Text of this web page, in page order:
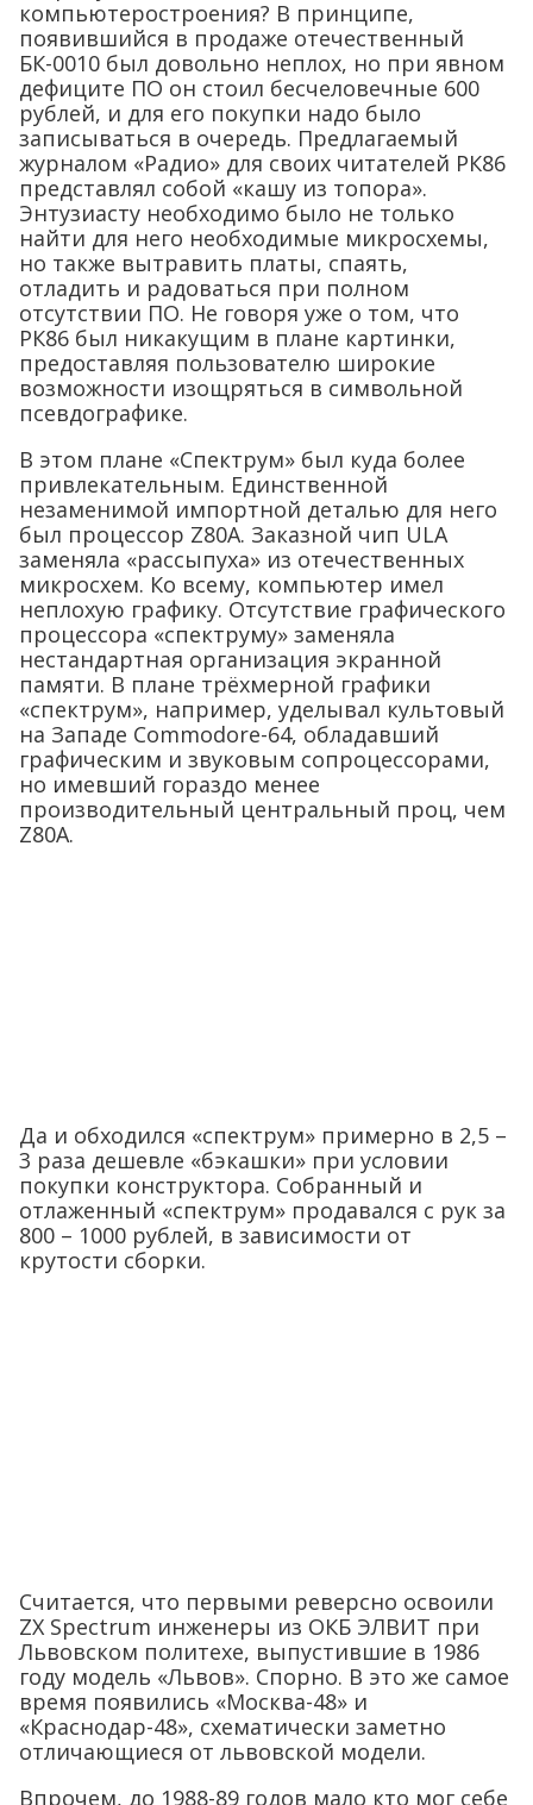
компьютеростроения? В принципе,
появившийся в продаже отечественный
БК-0010 был довольно неплох, но при явном
дефиците ПО он стоил бесчеловечные 600
рублей, и для его покупки надо было
записываться в очередь. Предлагаемый
журналом «Радио» для своих читателей РК86
представлял собой «кашу из топора».
Энтузиасту необходимо было не только
найти для него необходимые микросхемы,
но также вытравить платы, спаять,
отладить и радоваться при полном
отсутствии ПО. Не говоря уже о том, что
РК86 был никакущим в плане картинки,
предоставляя пользователю широкие
возможности изощряться в символьной
псевдографике.
В этом плане «Спектрум» был куда более
привлекательным. Единственной
незаменимой импортной деталью для него
был процессор Z80A. Заказной чип ULA
заменяла «рассыпуха» из отечественных
микросхем. Ко всему, компьютер имел
неплохую графику. Отсутствие графического
процессора «спектруму» заменяла
нестандартная организация экранной
памяти. В плане трёхмерной графики
«спектрум», например, уделывал культовый
на Западе Commodore-64, обладавший
графическим и звуковым сопроцессорами,
но имевший гораздо менее
производительный центральный проц, чем
Z80A.
Да и обходился «спектрум» примерно в 2,5 –
3 раза дешевле «бэкашки» при условии
покупки конструктора. Собранный и
отлаженный «спектрум» продавался с рук за
800 – 1000 рублей, в зависимости от
крутости сборки.
Считается, что первыми реверсно освоили
ZX Spectrum инженеры из ОКБ ЭЛВИТ при
Львовском политехе, выпустившие в 1986
году модель «Львов». Спорно. В это же самое
время появились «Москва-48» и
«Краснодар-48», схематически заметно
отличающиеся от львовской модели.
Впрочем, до 1988-89 годов мало кто мог себе